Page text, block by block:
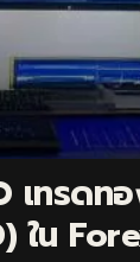
เทรดท
ใน